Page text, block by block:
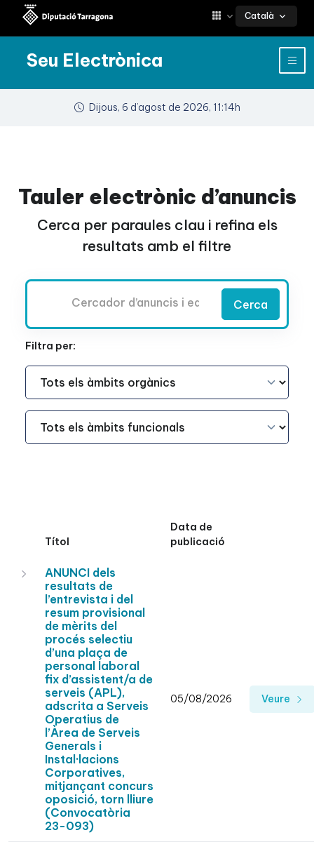
Català
Seu Electrònica
Dijous, 6 d’agost de 2026, 11:14h
Tauler electrònic d’anuncis
Cerca per paraules clau i refina els
resultats amb el filtre
Cerca
Filtra per:
Àmbit Funcional
Àmbit Funcional
Títol
Data de
publicació
ANUNCI dels
resultats de
l’entrevista i del
resum provisional
de mèrits del
procés selectiu
d’una plaça de
personal laboral
fix d’assistent/a de
serveis (APL),
adscrita a Serveis
Operatius de
l’Àrea de Serveis
Generals i
Instal·lacions
Corporatives,
mitjançant concurs
oposició, torn lliure
(Convocatòria
23-093)
05/08/2026 Veure